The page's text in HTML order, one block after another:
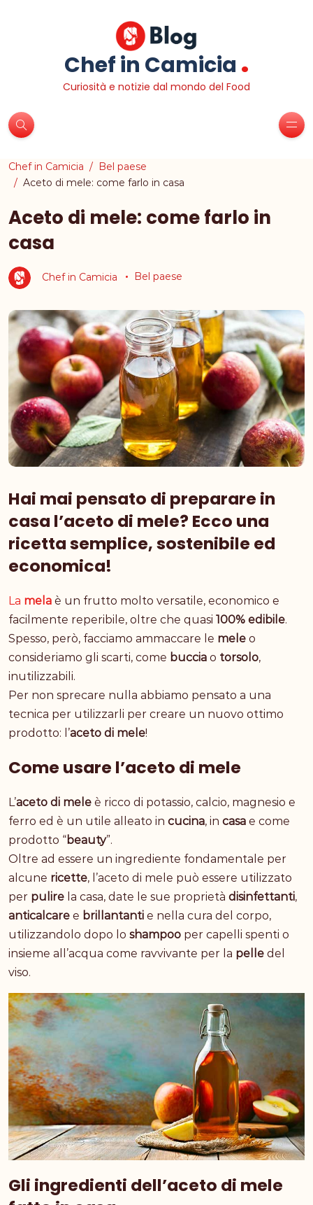
Chef in Camicia .
Curiosità e notizie dal mondo del Food
Chef in Camicia
Bel paese
Aceto di mele: come farlo in casa
Aceto di mele: come farlo in
casa
Chef in Camicia Bel paese
Hai mai pensato di preparare in
casa l’aceto di mele? Ecco una
ricetta semplice, sostenibile ed
economica!
La mela è un frutto molto versatile, economico e
facilmente reperibile, oltre che quasi 100% edibile.
Spesso, però, facciamo ammaccare le mele o
consideriamo gli scarti, come buccia o torsolo,
inutilizzabili.
Per non sprecare nulla abbiamo pensato a una
tecnica per utilizzarli per creare un nuovo ottimo
prodotto: l’aceto di mele!
Come usare l’aceto di mele
L’aceto di mele è ricco di potassio, calcio, magnesio e
ferro ed è un utile alleato in cucina, in casa e come
prodotto “beauty”.
Oltre ad essere un ingrediente fondamentale per
alcune ricette, l’aceto di mele può essere utilizzato
per pulire la casa, date le sue proprietà disinfettanti,
anticalcare e brillantanti e nella cura del corpo,
utilizzandolo dopo lo shampoo per capelli spenti o
insieme all’acqua come ravvivante per la pelle del
viso.
Gli ingredienti dell’aceto di mele